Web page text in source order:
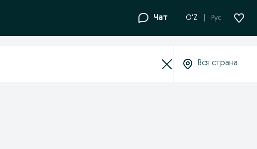
Чат O'Z Рус